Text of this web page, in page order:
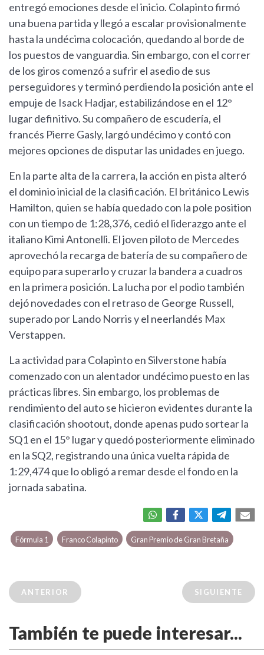
entregó emociones desde el inicio. Colapinto firmó
una buena partida y llegó a escalar provisionalmente
hasta la undécima colocación, quedando al borde de
los puestos de vanguardia. Sin embargo, con el correr
de los giros comenzó a sufrir el asedio de sus
perseguidores y terminó perdiendo la posición ante el
empuje de Isack Hadjar, estabilizándose en el 12°
lugar definitivo. Su compañero de escudería, el
francés Pierre Gasly, largó undécimo y contó con
mejores opciones de disputar las unidades en juego.
En la parte alta de la carrera, la acción en pista alteró
el dominio inicial de la clasificación. El británico Lewis
Hamilton, quien se había quedado con la pole position
con un tiempo de 1:28,376, cedió el liderazgo ante el
italiano Kimi Antonelli. El joven piloto de Mercedes
aprovechó la recarga de batería de su compañero de
equipo para superarlo y cruzar la bandera a cuadros
en la primera posición. La lucha por el podio también
dejó novedades con el retraso de George Russell,
superado por Lando Norris y el neerlandés Max
Verstappen.
La actividad para Colapinto en Silverstone había
comenzado con un alentador undécimo puesto en las
prácticas libres. Sin embargo, los problemas de
rendimiento del auto se hicieron evidentes durante la
clasificación shootout, donde apenas pudo sortear la
SQ1 en el 15° lugar y quedó posteriormente eliminado
en la SQ2, registrando una única vuelta rápida de
1:29,474 que lo obligó a remar desde el fondo en la
jornada sabatina.
Fórmula 1 Franco Colapinto Gran Premio de Gran Bretaña
ANTERIOR SIGUIENTE
También te puede interesar...